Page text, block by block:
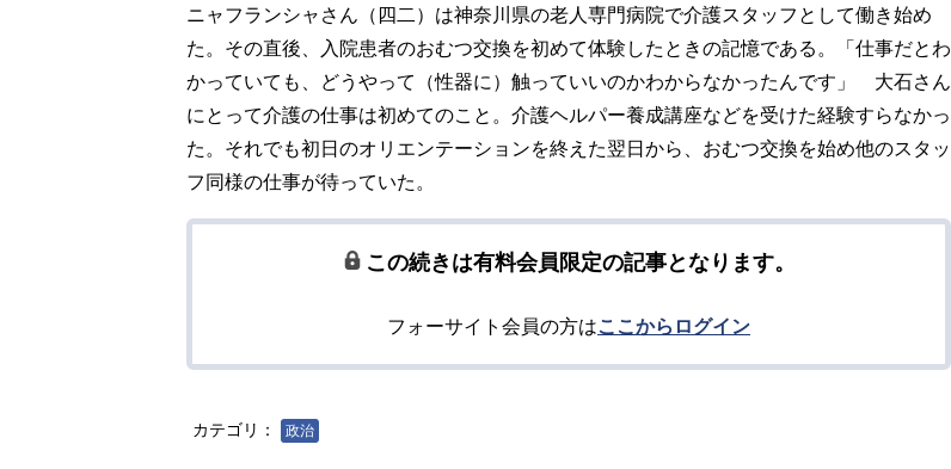
ニャフランシャさん（四二）は神奈川県の老人専門病院で介護スタッフとして働き始め
た。その直後、入院患者のおむつ交換を初めて体験したときの記憶である。「仕事だとわ
かっていても、どうやって（性器に）触っていいのかわからなかったんです」 大石さん
にとって介護の仕事は初めてのこと。介護ヘルパー養成講座などを受けた経験すらなかっ
た。それでも初日のオリエンテーションを終えた翌日から、おむつ交換を始め他のスタッ
フ同様の仕事が待っていた。
この続きは有料会員限定の記事となります。
フォーサイト会員の方はここからログイン
カテゴリ： 政治